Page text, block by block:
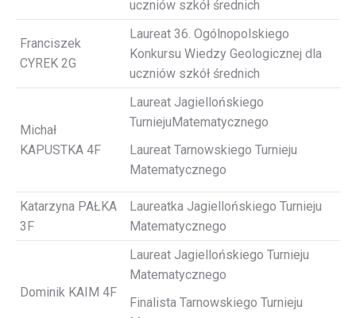
uczniów szkół średnich
Franciszek
CYREK 2G
Laureat 36. Ogólnopolskiego
Konkursu Wiedzy Geologicznej dla
uczniów szkół średnich
Michał
KAPUSTKA 4F
Laureat Jagiellońskiego
TurniejuMatematycznego
Laureat Tarnowskiego Turnieju
Matematycznego
Katarzyna PAŁKA
3F
Laureatka Jagiellońskiego Turnieju
Matematycznego
Dominik KAIM 4F
Laureat Jagiellońskiego Turnieju
Matematycznego
Finalista Tarnowskiego Turnieju